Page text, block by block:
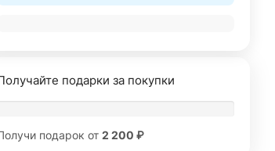
подарки за покупки
подарок от 2 200 ₽